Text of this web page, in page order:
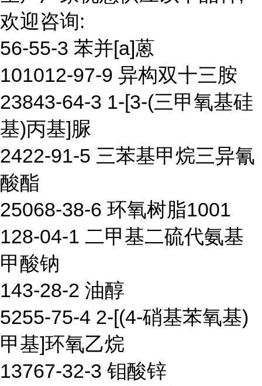
欢迎咨询:
56-55-3 苯并[a]蒽
101012-97-9 异构双十三胺
23843-64-3 1-[3-(三甲氧基硅
基)丙基]脲
2422-91-5 三苯基甲烷三异氰
酸酯
25068-38-6 环氧树脂1001
128-04-1 二甲基二硫代氨基
甲酸钠
143-28-2 油醇
5255-75-4 2-[(4-硝基苯氧基)
甲基]环氧乙烷
13767-32-3 钼酸锌